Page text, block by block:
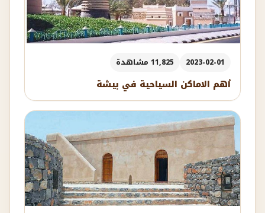
2023-02-01 11,825 مشاهدة
أهم الاماكن السياحية في بيشة